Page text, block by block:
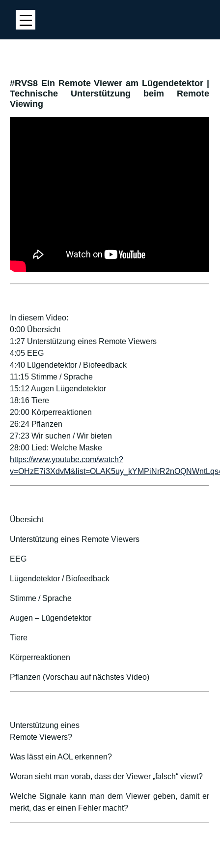
#RVS8 Ein Remote Viewer am Lügendetektor |
Technische Unterstützung beim Remote
Viewing
In diesem Video:
0:00 Übersicht
1:27 Unterstützung eines Remote Viewers
4:05 EEG
4:40 Lügendetektor / Biofeedback
11:15 Stimme / Sprache
15:12 Augen Lügendetektor
18:16 Tiere
20:00 Körperreaktionen
26:24 Pflanzen
27:23 Wir suchen / Wir bieten
28:00 Lied: Welche Maske
https://www.youtube.com/watch?
Übersicht
Unterstützung eines Remote Viewers
EEG
Lügendetektor / Biofeedback
Stimme / Sprache
Augen – Lügendetektor
Tiere
Körperreaktionen
Pflanzen (Vorschau auf nächstes Video)
Unterstützung eines
Remote Viewers?
Was lässt ein AOL erkennen?
Woran sieht man vorab, dass der Viewer „falsch“ viewt?
Welche Signale kann man dem Viewer geben, damit er
merkt, das er einen Fehler macht?